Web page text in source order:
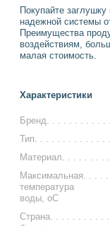
Покупайте
надежной системы
Преимущества
воздействиям,
малая стоимость.
Характеристики
Бренд
Тип
Материал
Максимальная
температура
воды, оС
Страна